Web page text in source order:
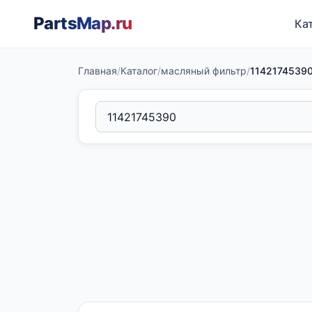
PartsMap.ru
Главная/Каталог/масляный фильтр/